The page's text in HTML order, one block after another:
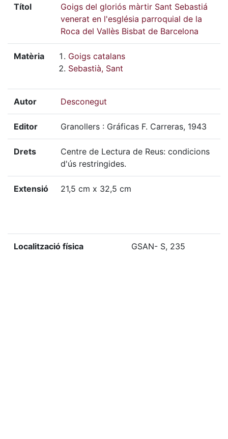
Títol
Goigs del gloriós màrtir Sant Sebastiá
venerat en l'església parroquial de la
Roca del Vallès Bisbat de Barcelona
Matèria
Goigs catalans
Sebastià, Sant
Autor Desconegut
Editor Granollers : Gráficas F. Carreras, 1943
Drets
Centre de Lectura de Reus: condicions
d'ús restringides.
Extensió 21,5 cm x 32,5 cm
Localització física GSAN- S, 235